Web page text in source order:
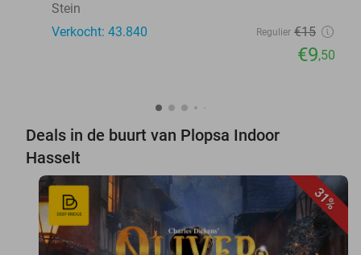
Stein
Verkocht: 43.840
Regulier €15
€9,50
Deals in de buurt van Plopsa Indoor
Hasselt
31%